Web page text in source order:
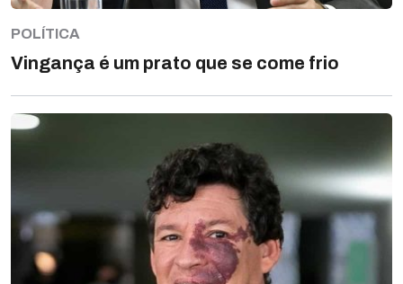
POLÍTICA
Vingança é um prato que se come frio